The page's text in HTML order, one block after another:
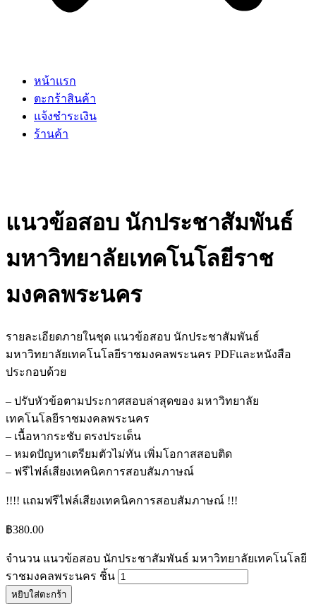
หน้าแรก
ตะกร้าสินค้า
แจ้งชำระเงิน
ร้านค้า
แนวข้อสอบ นักประชาสัมพันธ์
มหาวิทยาลัยเทคโนโลยีราช
มงคลพระนคร
รายละเอียดภายในชุด แนวข้อสอบ นักประชาสัมพันธ์
มหาวิทยาลัยเทคโนโลยีราชมงคลพระนคร PDFและหนังสือ
ประกอบด้วย
– ปรับหัวข้อตามประกาศสอบล่าสุดของ มหาวิทยาลัย
เทคโนโลยีราชมงคลพระนคร
– เนื้อหากระชับ ตรงประเด็น
– หมดปัญหาเตรียมตัวไม่ทัน เพิ่มโอกาสสอบติด
– ฟรีไฟล์เสียงเทคนิคการสอบสัมภาษณ์
!!!! แถมฟรีไฟล์เสียงเทคนิคการสอบสัมภาษณ์ !!!
฿380.00
จำนวน แนวข้อสอบ นักประชาสัมพันธ์ มหาวิทยาลัยเทคโนโลยี
ราชมงคลพระนคร ชิ้น
หยิบใส่ตะกร้า